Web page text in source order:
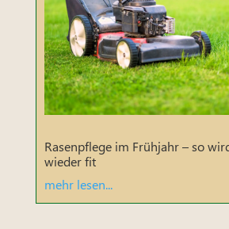
Rasenpflege im Frühjahr – so
wieder fit
mehr lesen...